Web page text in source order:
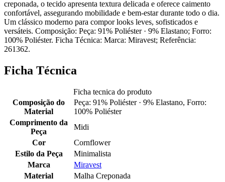
creponada, o tecido apresenta textura delicada e oferece caimento
confortável, assegurando mobilidade e bem-estar durante todo o dia.
Um clássico moderno para compor looks leves, sofisticados e
versáteis. Composição: Peça: 91% Poliéster · 9% Elastano; Forro:
100% Poliéster. Ficha Técnica: Marca: Miravest; Referência:
261362.
Ficha Técnica
Ficha tecnica do produto
Composição do
Material
Peça: 91% Poliéster · 9% Elastano, Forro:
100% Poliéster
Comprimento da
Peça
Midi
Cor
Cornflower
Estilo da Peça
Minimalista
Marca
Miravest
Material
Malha Creponada